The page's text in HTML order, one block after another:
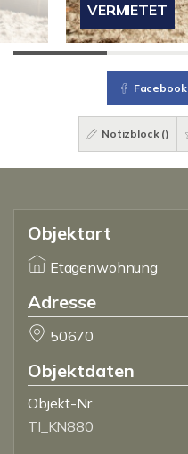
VERMIETET
Facebook
Notizblock ()
Objektart
Etagenwohnung
Adresse
50670
Objektdaten
Objekt-Nr.
TI_KN880